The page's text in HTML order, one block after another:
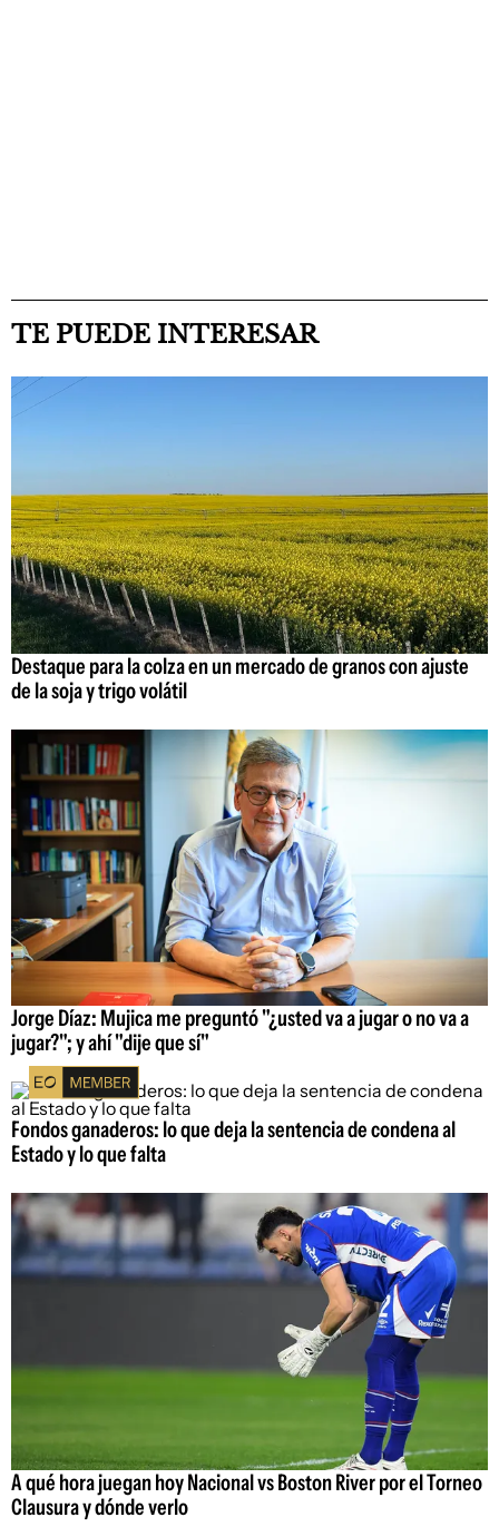
TE PUEDE INTERESAR
Destaque para la colza en un mercado de granos con ajuste
de la soja y trigo volátil
Jorge Díaz: Mujica me preguntó "¿usted va a jugar o no va a
jugar?"; y ahí "dije que sí"
Fondos ganaderos: lo que deja la sentencia de condena al
Estado y lo que falta
A qué hora juegan hoy Nacional vs Boston River por el Torneo
Clausura y dónde verlo